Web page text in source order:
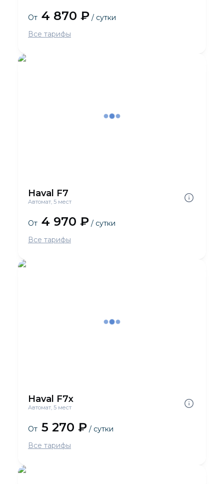
От 4 870 ₽ / сутки
Все тарифы
Haval F7
Автомат, 5 мест
От 4 970 ₽ / сутки
Все тарифы
Haval F7x
Автомат, 5 мест
От 5 270 ₽ / сутки
Все тарифы